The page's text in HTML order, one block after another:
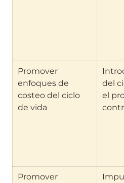
Promover
enfoques de
costeo del ciclo
de vida
del
el
Promover